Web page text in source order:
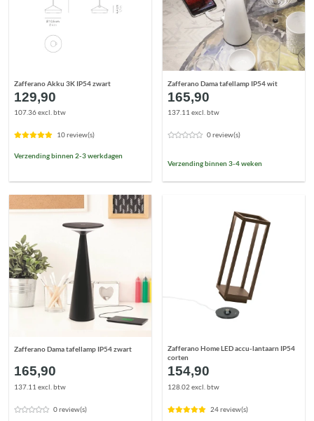
Zafferano Akku 3K IP54 zwart
129,90
107.36 excl. btw
10 review(s)
Verzending binnen 2-3 werkdagen
Zafferano Dama tafellamp IP54 wit
165,90
137.11 excl. btw
0 review(s)
Verzending binnen 3-4 weken
Zafferano Dama tafellamp IP54 zwart
165,90
137.11 excl. btw
0 review(s)
Zafferano Home LED accu-lantaarn IP54
corten
154,90
128.02 excl. btw
24 review(s)